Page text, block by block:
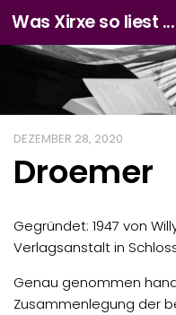
Zum Inhalt springen
Was Xirxe so liest ...
DEZEMBER 28, 2020
Droemer
Gegründet: 1947 von
Verlagsanstalt in
Genau genommen
Zusammenlegung der